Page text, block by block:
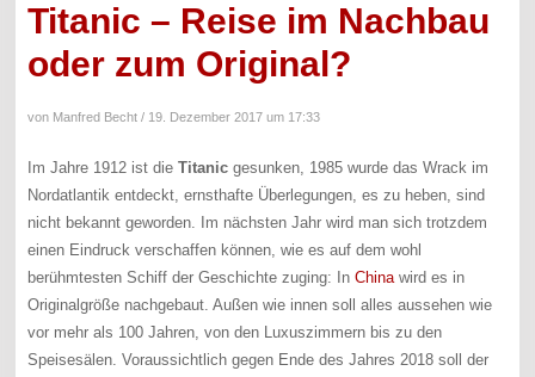
Titanic – Reise im Nachbau
oder zum Original?
von Manfred Becht / 19. Dezember 2017 um 17:33
Im Jahre 1912 ist dieTitanic gesunken, 1985 wurde das Wrack im
Nordatlantik entdeckt, ernsthafte Überlegungen, es zu heben, sind
nicht bekannt geworden. Im nächsten Jahr wird man sich trotzdem
einen Eindruck verschaffen können, wie es auf dem wohl
berühmtesten Schiff der Geschichte zuging: InChinawird es in
Originalgröße nachgebaut. Außen wie innen soll alles aussehen wie
vor mehr als 100 Jahren, von den Luxuszimmern bis zu den
Speisesälen. Voraussichtlich gegen Ende des Jahres 2018 soll der